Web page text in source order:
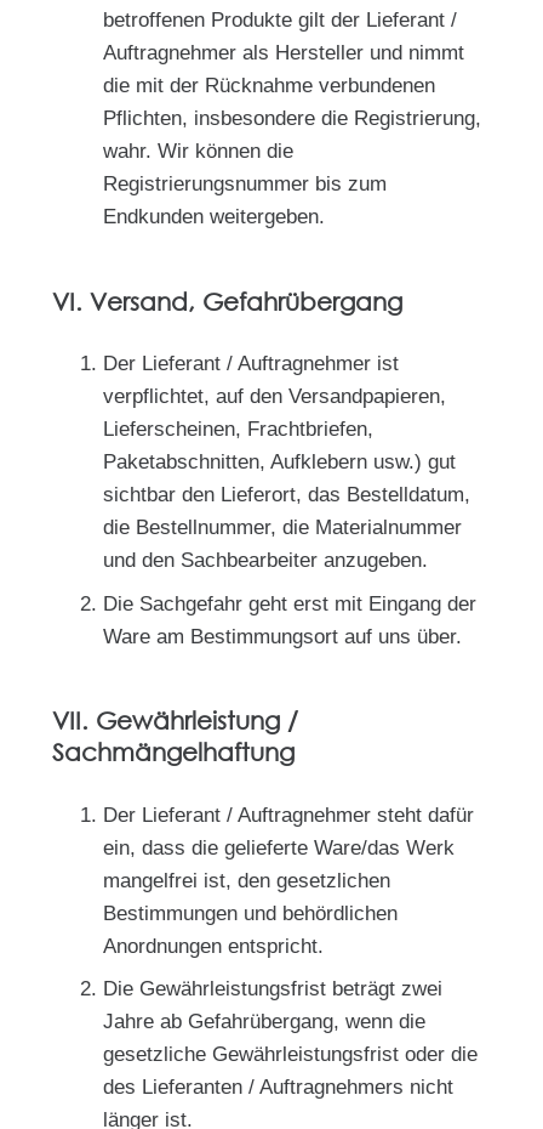
betroffenen Produkte gilt der Lieferant /
Auftragnehmer als Hersteller und nimmt
die mit der Rücknahme verbundenen
Pflichten, insbesondere die Registrierung,
wahr. Wir können die
Registrierungsnummer bis zum
Endkunden weitergeben.
VI. Versand, Gefahrübergang
Der Lieferant / Auftragnehmer ist
verpflichtet, auf den Versandpapieren,
Lieferscheinen, Frachtbriefen,
Paketabschnitten, Aufklebern usw.) gut
sichtbar den Lieferort, das Bestelldatum,
die Bestellnummer, die Materialnummer
und den Sachbearbeiter anzugeben.
Die Sachgefahr geht erst mit Eingang der
Ware am Bestimmungsort auf uns über.
VII. Gewährleistung /
Sachmängelhaftung
Der Lieferant / Auftragnehmer steht dafür
ein, dass die gelieferte Ware/das Werk
mangelfrei ist, den gesetzlichen
Bestimmungen und behördlichen
Anordnungen entspricht.
Die Gewährleistungsfrist beträgt zwei
Jahre ab Gefahrübergang, wenn die
gesetzliche Gewährleistungsfrist oder die
des Lieferanten / Auftragnehmers nicht
länger ist.